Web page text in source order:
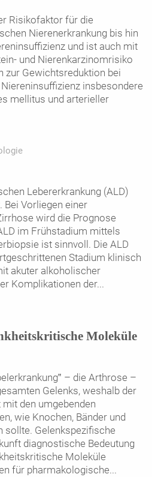
Risikofaktor für die
Nierenerkrankung bis hin
und ist auch mit
und Nierenkarzinomrisiko
zur Gewichtsreduktion bei
insbesondere
mellitus und arterieller
Lebererkrankung (ALD)
Bei Vorliegen einer
wird die Prognose
im Frühstadium mittels
ist sinnvoll. Die ALD
Stadium klinisch
akuter alkoholischer
Komplikationen der...
Moleküle
– die Arthrose –
Gelenks, weshalb der
den umgebenden
wie Knochen, Bänder und
sollte. Gelenkspezifische
diagnostische Bedeutung
Moleküle
für pharmakologische...